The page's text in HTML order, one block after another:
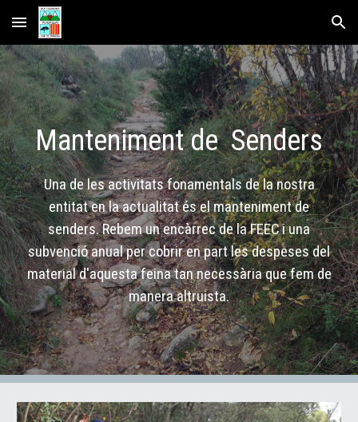
Skip to main content Skip to navigation
Manteniment de Senders
Una de les activitats fonamentals de la nostra
entitat en la actualitat és el manteniment de
senders. Rebem un encàrrec de la FEEC i una
subvenció anual per cobrir en part les despeses del
material d'aquesta feina tan necessària que fem de
manera altruista.